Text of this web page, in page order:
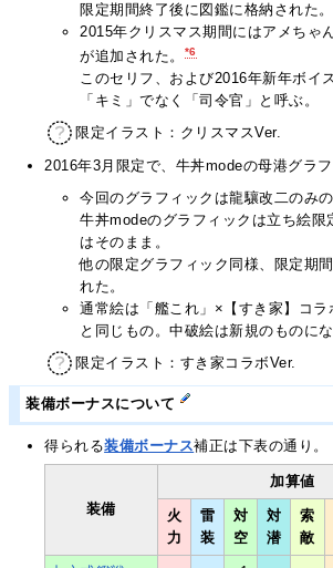
限定期間終了後に図鑑に格納された。
2015年クリスマス期間にはアメちゃ
が追加された。
*6
このセリフ、および2016年新年ボイ
「キミ」でなく「司令官」と呼ぶ。
限定イラスト：クリスマスVer.
2016年3月限定で、牛丼modeの母港グラ
今回のグラフィックは龍驤改二のみの
牛丼modeのグラフィックは立ち絵限
はそのまま。
他の限定グラフィック同様、限定期
れた。
通常絵は「艦これ」×【すき家】コ
と同じもの。中破絵は新規のものにな
限定イラスト：すき家コラボVer.
装備ボーナスについて
得られる装備ボーナス補正は下表の通り。
装備
加算値
火
力
雷
装
対
空
対
潜
索
敵